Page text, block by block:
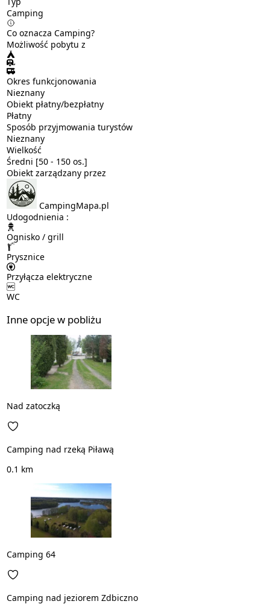
Camping
Co oznacza Camping?
Możliwość pobytu z
Okres funkcjonowania
Nieznany
Obiekt płatny/bezpłatny
Płatny
Sposób przyjmowania turystów
Nieznany
Wielkość
Średni [50 - 150 os.]
Obiekt zarządzany przez
CampingMapa.pl
Udogodnienia :
Ognisko / grill
Prysznice
Przyłącza elektryczne
WC
Inne opcje w pobliżu
Nad zatoczką
Camping nad rzeką Piławą
0.1 km
Camping 64
Camping nad jeziorem Zdbiczno